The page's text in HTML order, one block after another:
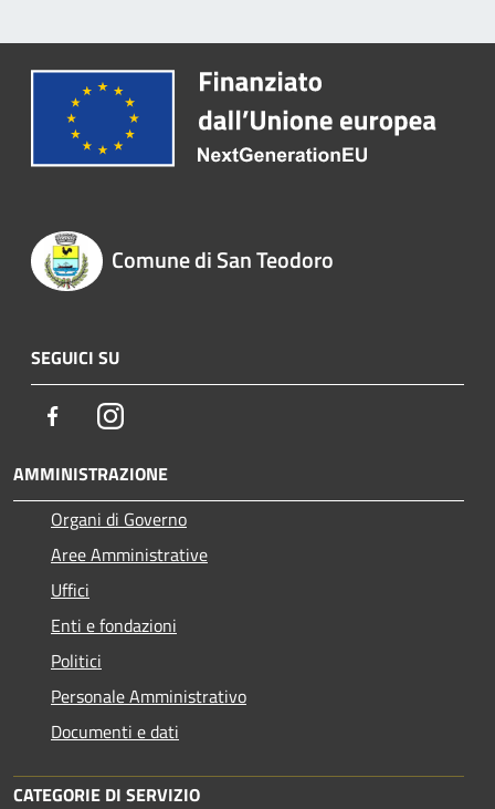
Comune di San Teodoro
SEGUICI SU
FacebookInstagram
AMMINISTRAZIONE
Organi di Governo
Aree Amministrative
Uffici
Enti e fondazioni
Politici
Personale Amministrativo
Documenti e dati
CATEGORIE DI SERVIZIO